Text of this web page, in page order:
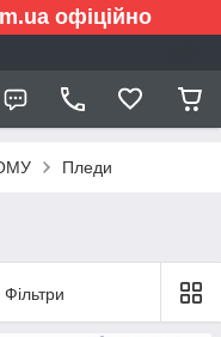
офіційно
Пледи
Фільтри